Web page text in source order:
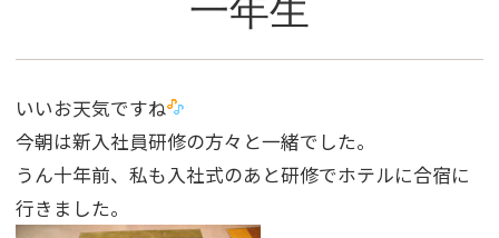
一年生
いいお天気ですね
今朝は新入社員研修の方々と一緒でした。
うん十年前、私も入社式のあと研修でホテルに合宿に
行きました。